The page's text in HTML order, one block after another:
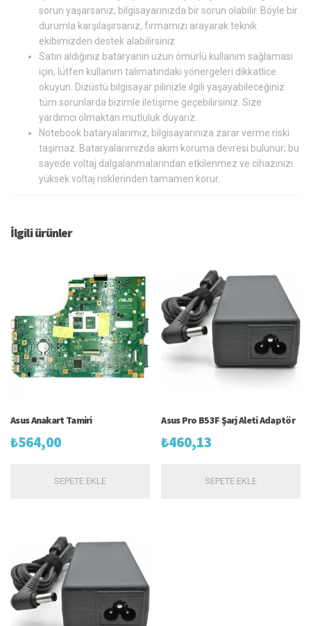
sorun yaşarsanız, bilgisayarınızda bir sorun olabilir. Böyle bir
durumla karşılaşırsanız, firmamızı arayarak teknik
ekibimizden destek alabilirsiniz
Satın aldığınız bataryanın uzun ömürlü kullanım sağlaması
için, lütfen kullanım talimatındaki yönergeleri dikkatlice
okuyun. Dizüstü bilgisayar pilinizle ilgili yaşayabileceğiniz
tüm sorunlarda bizimle iletişime geçebilirsiniz. Size
yardımcı olmaktan mutluluk duyarız.
Notebook bataryalarımız, bilgisayarınıza zarar verme riski
taşımaz. Bataryalarımızda akım koruma devresi bulunur; bu
sayede voltaj dalgalanmalarından etkilenmez ve cihazınızı
yüksek voltaj risklerinden tamamen korur.
İlgili ürünler
Asus Anakart Tamiri
₺564,00
SEPETE EKLE
Asus Pro B53F Şarj Aleti Adaptör
₺460,13
SEPETE EKLE